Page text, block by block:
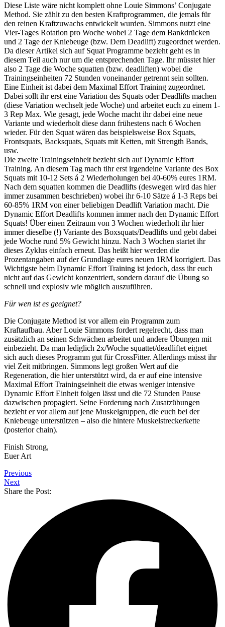
Diese Liste wäre nicht komplett ohne Louie Simmons’ Conjugate
Method. Sie zählt zu den besten Kraftprogrammen, die jemals für
den reinen Kraftzuwachs entwickelt wurden. Simmons nutzt eine
Vier-Tages Rotation pro Woche wobei 2 Tage dem Bankdrücken
und 2 Tage der Kniebeuge (bzw. Dem Deadlift) zugeordnet werden.
Da dieser Artikel sich auf Squat Programme bezieht geht es in
diesem Teil auch nur um die entsprechenden Tage. Ihr müsstet hier
also 2 Tage die Woche squatten (bzw. deadliften) wobei die
Trainingseinheiten 72 Stunden voneinander getrennt sein sollten.
Eine Einheit ist dabei dem Maximal Effort Training zugeordnet.
Dabei sollt ihr erst eine Variation des Squats oder Deadlifts machen
(diese Variation wechselt jede Woche) und arbeitet euch zu einem 1-
3 Rep Max. Wie gesagt, jede Woche macht ihr dabei eine neue
Variante und wiederholt diese dann frühestens nach 6 Wochen
wieder. Für den Squat wären das beispielsweise Box Squats,
Frontsquats, Backsquats, Squats mit Ketten, mit Strength Bands,
usw.
Die zweite Trainingseinheit bezieht sich auf Dynamic Effort
Training. An diesem Tag mach tihr erst irgendeine Variante des Box
Squats mit 10-12 Sets á 2 Wiederholungen bei 40-60% eures 1RM.
Nach dem squatten kommen die Deadlifts (deswegen wird das hier
immer zusammen beschrieben) wobei ihr 6-10 Sätze á 1-3 Reps bei
60-85% 1RM von einer beliebigen Deadlift Variation macht. Die
Dynamic Effort Deadlifts kommen immer nach den Dynamic Effort
Squats! Über einen Zeitraum von 3 Wochen wiederholt ihr hier
immer dieselbe (!) Variante des Boxsquats/Deadlifts und gebt dabei
jede Woche rund 5% Gewicht hinzu. Nach 3 Wochen startet ihr
dieses Zyklus einfach erneut. Das heißt hier werden die
Prozentangaben auf der Grundlage eures neuen 1RM korrigiert. Das
Wichtigste beim Dynamic Effort Training ist jedoch, dass ihr euch
nicht auf das Gewicht konzentriert, sondern darauf die Übung so
schnell und explosiv wie möglich auszuführen.
Für wen ist es geeignet?
Die Conjugate Method ist vor allem ein Programm zum
Kraftaufbau. Aber Louie Simmons fordert regelrecht, dass man
zusätzlich an seinen Schwächen arbeitet und andere Übungen mit
einbezieht. Da man lediglich 2x/Woche squattet/deadliftet eignet
sich auch dieses Programm gut für CrossFitter. Allerdings müsst ihr
viel Zeit mitbringen. Simmons legt großen Wert auf die
Regeneration, die hier unterstützt wird, da er auf eine intensive
Maximal Effort Trainingseinheit die etwas weniger intensive
Dynamic Effort Einheit folgen lässt und die 72 Stunden Pause
dazwischen propagiert. Seine Forderung nach Zusatzübungen
bezieht er vor allem auf jene Muskelgruppen, die euch bei der
Kniebeuge unterstützen – also die hintere Muskelstreckerkette
(posterior chain).
Finish Strong,
Euer Art
Previous
Next
Share the Post: